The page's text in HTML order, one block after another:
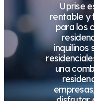
Uprise
rentable y
para los
inquilinos
una